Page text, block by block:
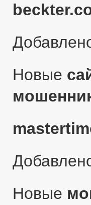
Новые
Новые